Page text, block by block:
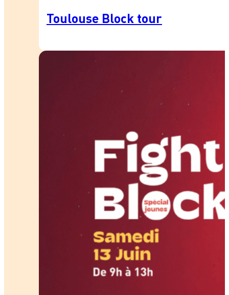
Toulouse Block tour